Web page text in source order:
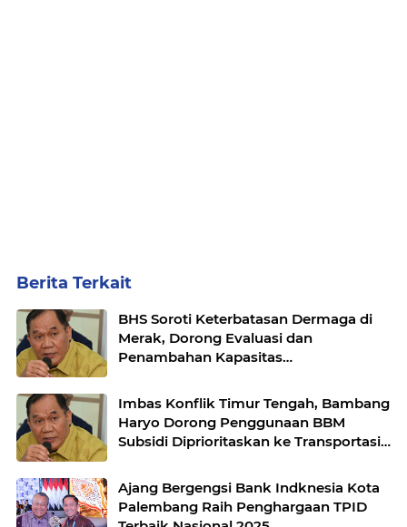
Berita Terkait
BHS Soroti Keterbatasan Dermaga di
Merak, Dorong Evaluasi dan
Penambahan Kapasitas
Imbas Konflik Timur Tengah, Bambang
Haryo Dorong Penggunaan BBM
Subsidi Diprioritaskan ke Transportasi
Ajang Bergengsi Bank Indknesia Kota
Palembang Raih Penghargaan TPID